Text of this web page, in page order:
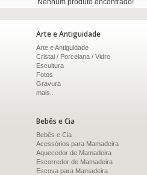
Nenhum produto encontrado!
Arte e Antiguidade
Arte e Antiguidade
Cristal / Porcelana / Vidro
Escultura
Fotos
Gravura
mais..
Bebês e Cia
Bebês e Cia
Acessórios para Mamadeira
Aquecedor de Mamadeira
Escorredor de Mamadeira
Escova para Mamadeira